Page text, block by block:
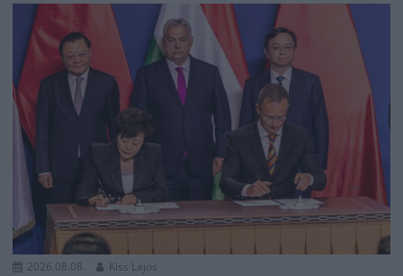
2026.08.08. Kiss Lajos